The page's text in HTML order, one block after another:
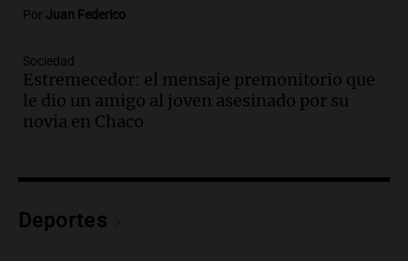
familiares mantienen vivo el reclamo de
memoria y justicia
Noticias Rosario
Episodios
Audio.Los trabajadores de la Unión
pérdida de empleos en la industria
Panorama Federal
Por Juan Federico
Sociedad
Estremecedor: el mensaje premonitorio que
le dio un amigo al joven asesinado por su
novia en Chaco
Deportes